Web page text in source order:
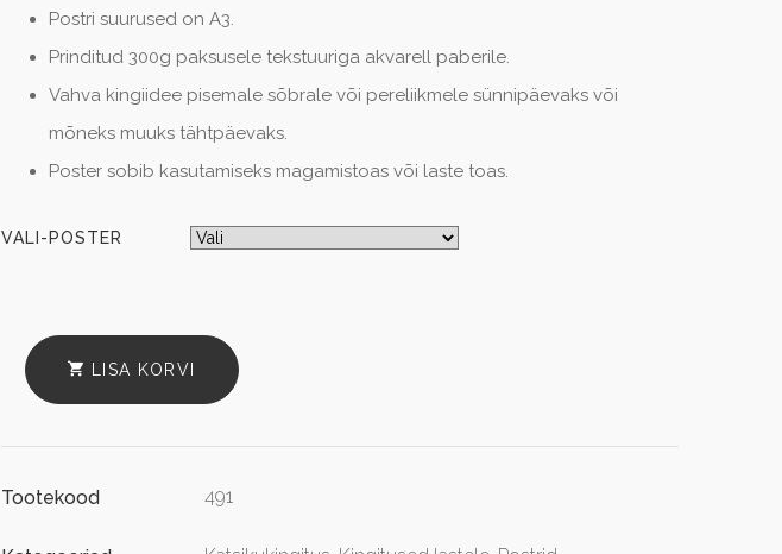
Postri suurused on A3.
Prinditud 300g paksusele tekstuuriga akvarell paberile.
Vahva kingiidee pisemale sõbrale või pereliikmele sünnipäevaks või
mõneks muuks tähtpäevaks.
Poster sobib kasutamiseks magamistoas või laste toas.
VALI-POSTER
LISA KORVI
Tootekood 491